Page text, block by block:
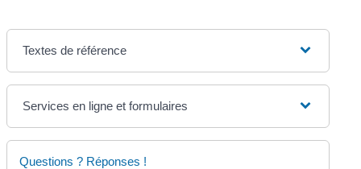
Textes de référence
Services en ligne et formulaires
Questions ? Réponses !